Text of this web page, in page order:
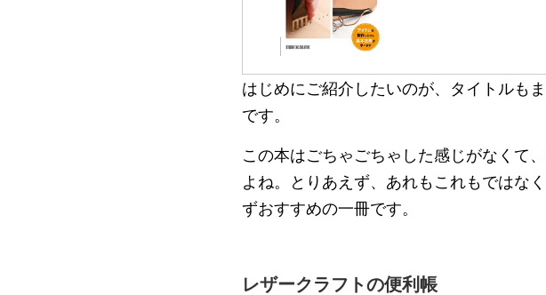
はじめにご紹介したいのが、タイトルも
です。
この本はごちゃごちゃした感じがなくて
よね。とりあえず、あれもこれもではな
ずおすすめの一冊です。
レザークラフトの便利帳